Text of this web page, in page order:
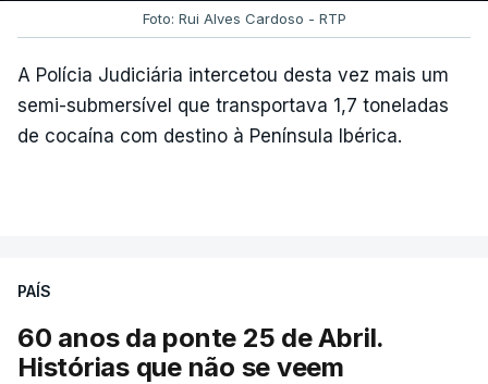
Foto: Rui Alves Cardoso - RTP
A Polícia Judiciária intercetou desta vez mais um
semi-submersível que transportava 1,7 toneladas
de cocaína com destino à Península Ibérica.
PAÍS
60 anos da ponte 25 de Abril.
Histórias que não se veem